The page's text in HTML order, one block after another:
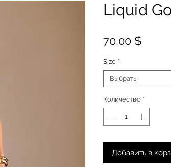
Liquid
70,00 $
Size *
Выбрать
Количество *
Добавить в